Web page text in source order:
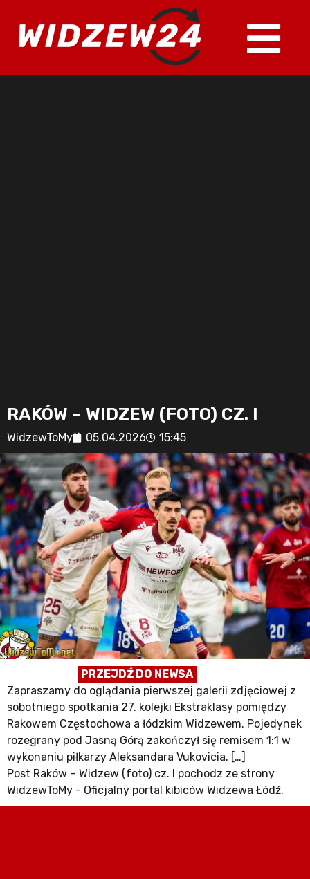
RAKÓW – WIDZEW (FOTO) CZ. I
WidzewToMy 05.04.2026 15:45
PRZEJDŹ DO NEWSA
Zapraszamy do oglądania pierwszej galerii zdjęciowej z
sobotniego spotkania 27. kolejki Ekstraklasy pomiędzy
Rakowem Częstochowa a łódzkim Widzewem. Pojedynek
rozegrany pod Jasną Górą zakończył się remisem 1:1 w
wykonaniu piłkarzy Aleksandara Vukovicia. […]
Post Raków – Widzew (foto) cz. I pochodz ze strony
WidzewToMy - Oficjalny portal kibiców Widzewa Łódź.